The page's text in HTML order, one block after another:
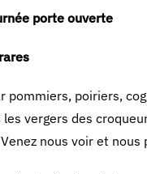
porte ouverte
poiriers,
vergers des
nous voir et